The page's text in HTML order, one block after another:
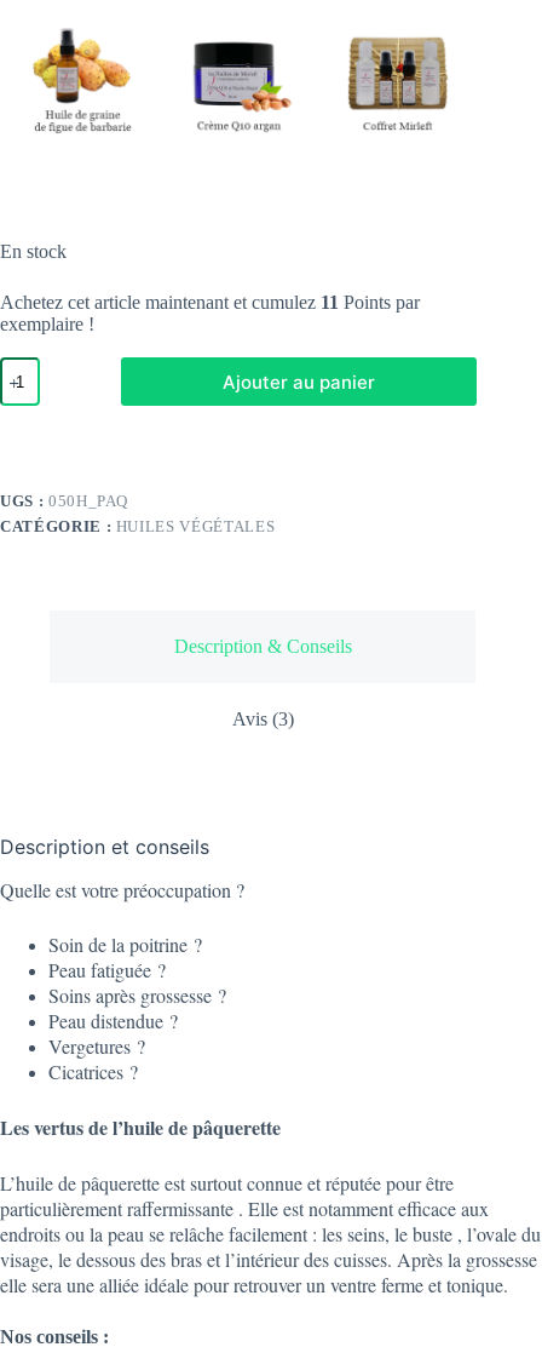
En stock
Achetez cet article maintenant et cumulez 11 Points par
exemplaire !
quantité
de
huile
Ajouter au panier
UGS : 050H_PAQ
CATÉGORIE : HUILES VÉGÉTALES
Description & Conseils
Avis (3)
Description et conseils
Quelle est votre préoccupation ?
Soin de la poitrine ?
Peau fatiguée ?
Soins après grossesse ?
Peau distendue ?
Vergetures ?
Cicatrices ?
Les vertus de l’huile de pâquerette
L’huile de pâquerette est surtout connue et réputée pour être
particulièrement raffermissante . Elle est notamment efficace aux
endroits ou la peau se relâche facilement : les seins, le buste , l’ovale du
visage, le dessous des bras et l’intérieur des cuisses. Après la grossesse
elle sera une alliée idéale pour retrouver un ventre ferme et tonique.
Nos conseils :